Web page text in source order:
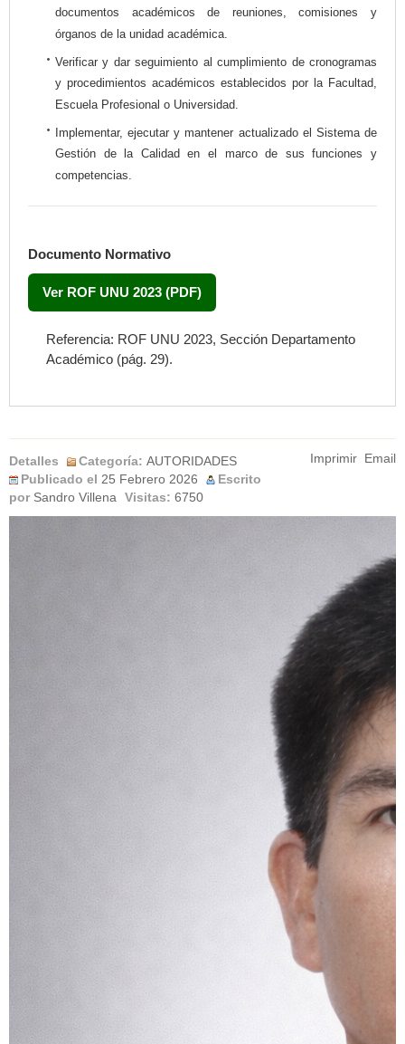
documentos académicos de reuniones, comisiones y
órganos de la unidad académica.
Verificar y dar seguimiento al cumplimiento de cronogramas
y procedimientos académicos establecidos por la Facultad,
Escuela Profesional o Universidad.
Implementar, ejecutar y mantener actualizado el Sistema de
Gestión de la Calidad en el marco de sus funciones y
competencias.
Documento Normativo
Ver ROF UNU 2023 (PDF)
Referencia: ROF UNU 2023, Sección Departamento
Académico (pág. 29).
Detalles Categoría: AUTORIDADES
Publicado el 25 Febrero 2026
Escrito
por Sandro Villena Visitas: 6750
Imprimir Email